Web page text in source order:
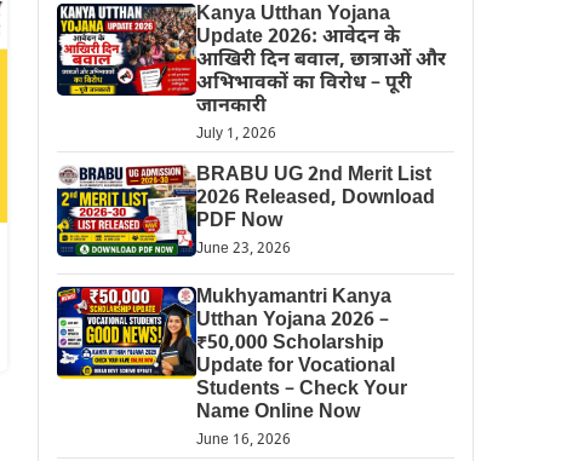
Kanya Utthan Yojana
Update 2026: आवेदन के
आखिरी दिन बवाल, छात्राओं और
अभिभावकों का विरोध – पूरी
जानकारी
July 1, 2026
BRABU UG 2nd Merit List
2026 Released, Download
PDF Now
June 23, 2026
Mukhyamantri Kanya
Utthan Yojana 2026 –
₹50,000 Scholarship
Update for Vocational
Students – Check Your
Name Online Now
June 16, 2026